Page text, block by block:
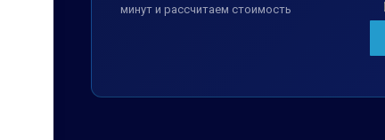
минут и рассчитаем стоимость